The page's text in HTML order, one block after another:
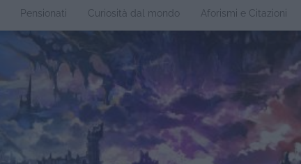
Pensionati Curiosità dal mondo Aforismi e Citazioni